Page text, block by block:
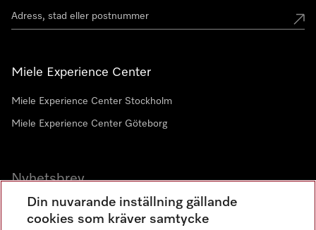
Miele Experience Center
Miele Experience Center Stockholm
Miele Experience Center Göteborg
Nyhetsbrev
Gå med i vår gemenskap
Din nuvarande inställning gällande
cookies som kräver samtycke